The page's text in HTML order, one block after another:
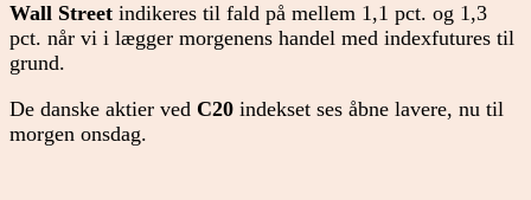
Wall Street indikeres til fald på mellem 1,1 pct. og 1,3
pct. når vi i lægger morgenens handel med indexfutures til
grund.
De danske aktier ved C20 indekset ses åbne lavere, nu til
morgen onsdag.